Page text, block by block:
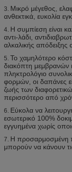
3. Μικρό μέγεθος,
ανθεκτικά, ευκολία
4. Η συμπίεση είναι
αντι-λάδι,
αλκαλικής
5. Το χαμηλότερο
διακόπτη μεμβρανών
πληκτρολόγιο
φορμών, οι δαπάνες
ζωής των
περισσότερο από
6. Εύκολα να
εσωτερικό 100%
εγγυημένα χωρίς
7. Η προσαρμοσμένη
μπορούν να κάνουν